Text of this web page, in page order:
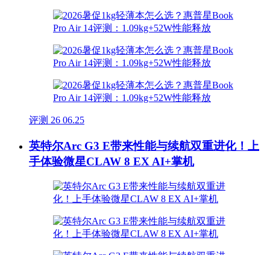
评测 26 06.25
英特尔Arc G3 E带来性能与续航双重进化！上
手体验微星CLAW 8 EX AI+掌机